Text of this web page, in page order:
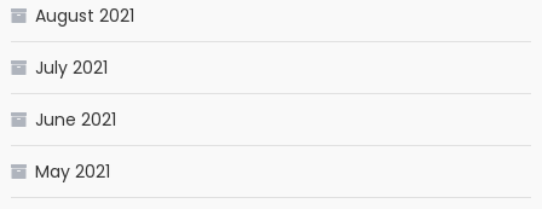
August 2021
July 2021
June 2021
May 2021